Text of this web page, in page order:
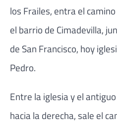
los Frailes, entra el
el barrio de Cimadevilla,
de San Francisco, hoy
Pedro.
Entre la iglesia y el
hacia la derecha, sale el